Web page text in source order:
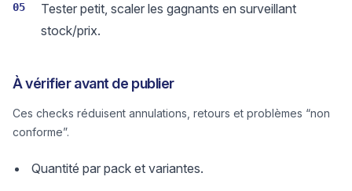
05
Tester petit, scaler les gagnants en surveillant
stock/prix.
À vérifier avant de publier
Ces checks réduisent annulations, retours et problèmes “non
conforme”.
Quantité par pack et variantes.